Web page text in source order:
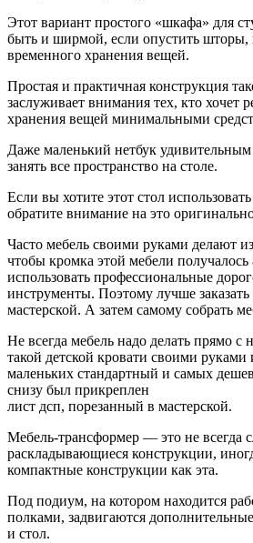
Этот вариант простого «шкафа» для
быть и ширмой, если опустить шторы,
временного хранения вещей.
Простая и практичная конструкция
заслуживает внимания тех, кто хочет
хранения вещей минимальными
Даже маленький нетбук удивительным
занять все пространство на столе.
Если вы хотите этот стол
обратите внимание на это
Часто мебель своими руками делают
чтобы кромка этой мебели получалось
использовать профессиональные
инструменты. Поэтому лучше заказать
мастерской. А затем самому собрать
Не всегда мебель надо делать прямо с
такой детской кровати своими руками
маленьких стандартный и самых
снизу был прикреплен
лист дсп, порезанный в мастерской.
Мебель-трансформер — это не всегда
раскладывающиеся конструкции,
компактные конструкции как эта.
Под подиум, на котором находится
полками, задвигаются
и стол.